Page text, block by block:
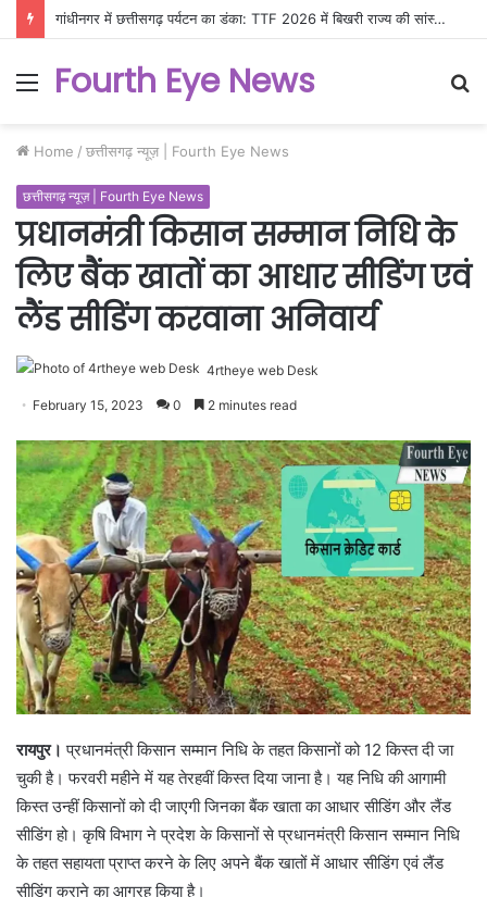
गांधीनगर में छत्तीसगढ़ पर्यटन का डंका: TTF 2026 में बिखरी राज्य की सांस्कृतिक और प्राकृतिक छटा
Menu
Fourth Eye News
Home / छत्तीसगढ़ न्यूज़ | Fourth Eye News
छत्तीसगढ़ न्यूज़ | Fourth Eye News
प्रधानमंत्री किसान सम्मान निधि के
लिए बैंक खातों का आधार सीडिंग एवं
लैंड सीडिंग करवाना अनिवार्य
4rtheye web Desk
February 15, 2023 0 2 minutes read
रायपुर।प्रधानमंत्री किसान सम्मान निधि के तहत किसानों को 12 किस्त दी जा
चुकी है। फरवरी महीने में यह तेरहवीं किस्त दिया जाना है। यह निधि की आगामी
किस्त उन्हीं किसानों को दी जाएगी जिनका बैंक खाता का आधार सीडिंग और लैंड
सीडिंग हो। कृषि विभाग ने प्रदेश के किसानों से प्रधानमंत्री किसान सम्मान निधि
के तहत सहायता प्राप्त करने के लिए अपने बैंक खातों में आधार सीडिंग एवं लैंड
सीडिंग कराने का आग्रह किया है।